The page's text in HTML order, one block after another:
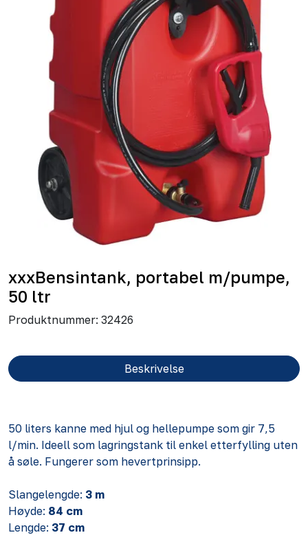
xxxBensintank, portabel m/pumpe,
50 ltr
Produktnummer: 32426
Beskrivelse
50 liters kanne med hjul og hellepumpe som gir 7,5
l/min. Ideell som lagringstank til enkel etterfylling uten
å søle. Fungerer som hevertprinsipp.
Slangelengde: 3 m
Høyde: 84 cm
Lengde: 37 cm